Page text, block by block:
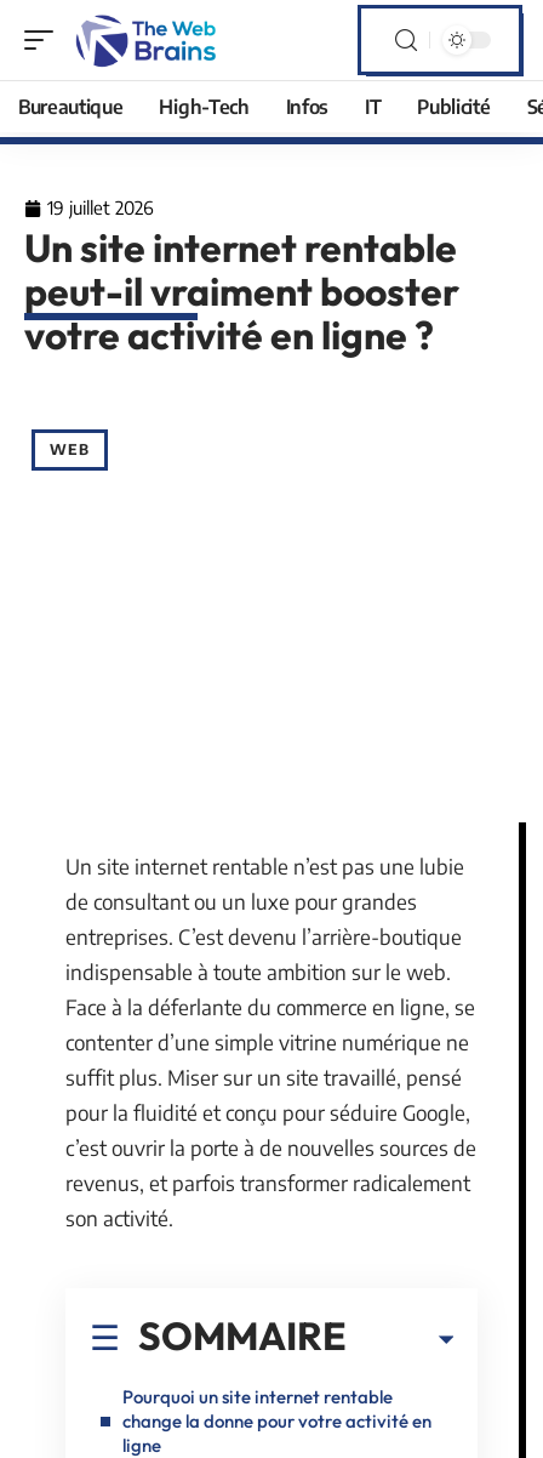
Bureautique High-Tech Infos IT Publicité
19 juillet 2026
Un site internet rentable
peut-il vraiment booster
votre activité en ligne ?
WEB
Un site internet rentable n’est pas une lubie
de consultant ou un luxe pour grandes
entreprises. C’est devenu l’arrière-boutique
indispensable à toute ambition sur le web.
Face à la déferlante du commerce en ligne, se
contenter d’une simple vitrine numérique ne
suffit plus. Miser sur un site travaillé, pensé
pour la fluidité et conçu pour séduire Google,
c’est ouvrir la porte à de nouvelles sources de
revenus, et parfois transformer radicalement
son activité.
SOMMAIRE
Pourquoi un site internet rentable
change la donne pour votre activité en
ligne